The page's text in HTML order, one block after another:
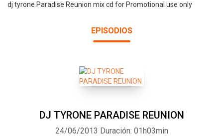
dj tyrone Paradise Reunion mix cd for Promotional use only
EPISODIOS
DJ TYRONE PARADISE REUNION
24/06/2013 Duración: 01h03min